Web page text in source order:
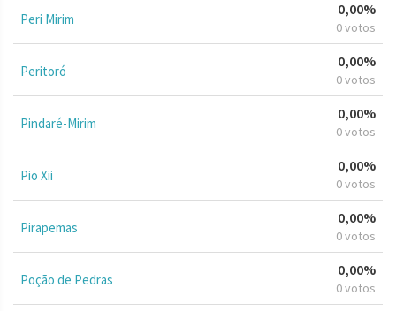
Peri Mirim
0,00%
0 votos
Peritoró
0,00%
0 votos
Pindaré-Mirim
0,00%
0 votos
Pio Xii
0,00%
0 votos
Pirapemas
0,00%
0 votos
Poção de Pedras
0,00%
0 votos